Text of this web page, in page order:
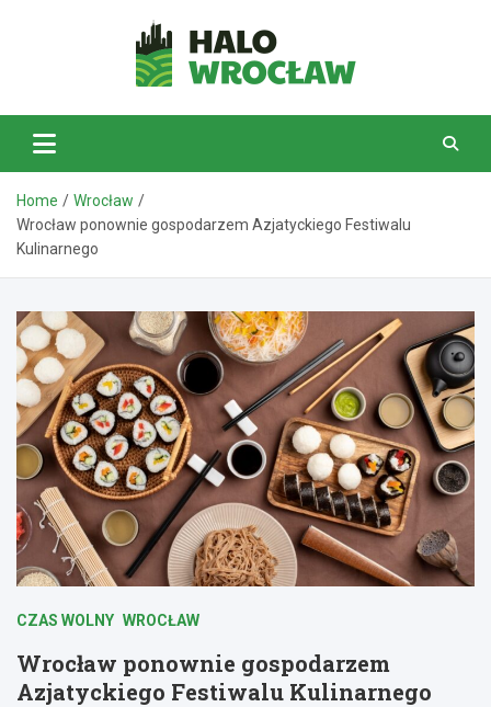
HaloWrocław.pl
Home
Wrocław
Wrocław ponownie gospodarzem Azjatyckiego Festiwalu
Kulinarnego
CZAS WOLNY WROCŁAW
Wrocław ponownie gospodarzem
Azjatyckiego Festiwalu Kulinarnego